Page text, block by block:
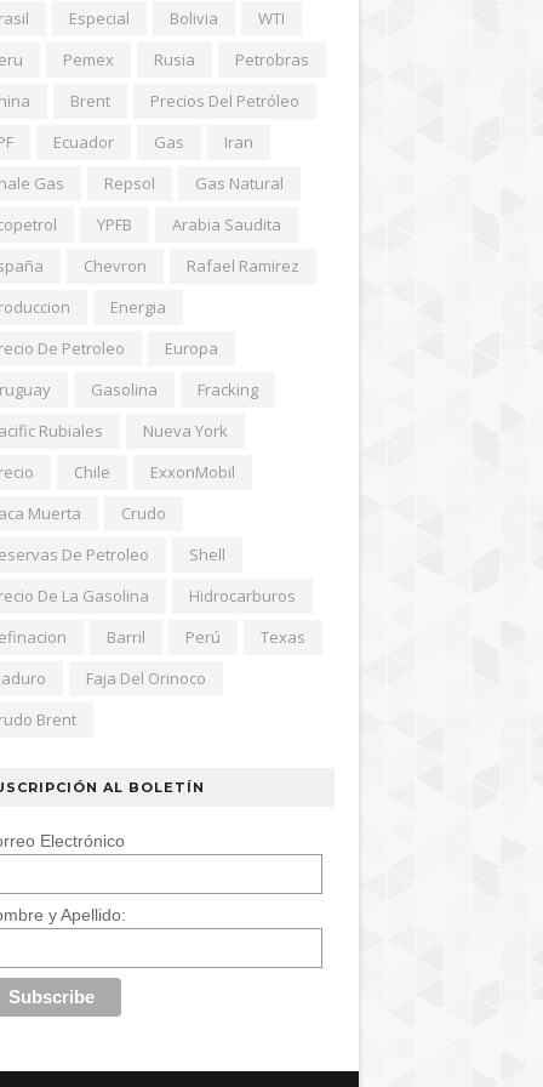
Especial Bolivia
WTI
Pemex Rusia
Petrobras
Brent
Precios Del Petróleo
Ecuador Gas
Iran
Gas
Repsol
Gas Natural
YPFB
Arabia Saudita
Chevron
Rafael Ramirez
Energia
De Petroleo
Europa
Gasolina
Fracking
Rubiales
Nueva York
Chile
ExxonMobil
Muerta
Crudo
De Petroleo
Shell
De La Gasolina
Hidrocarburos
Barril Perú
Texas
Faja Del Orinoco
Brent
AL BOLETÍN
Electrónico
y Apellido: